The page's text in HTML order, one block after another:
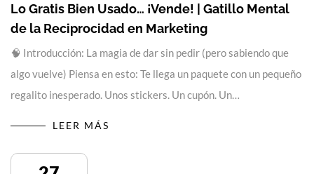
Lo Gratis Bien Usado… ¡Vende! | Gatillo Mental
de la Reciprocidad en Marketing
🧠 Introducción: La magia de dar sin pedir (pero sabiendo que
algo vuelve) Piensa en esto: Te llega un paquete con un pequeño
regalito inesperado. Unos stickers. Un cupón. Un…
LEER MÁS